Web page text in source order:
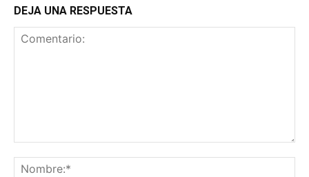
DEJA UNA RESPUESTA